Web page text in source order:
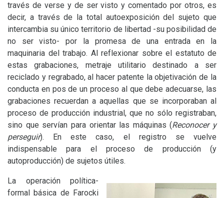
través de verse y de ser visto y comentado por otros, es
decir, a través de la total autoexposición del sujeto que
intercambia su único territorio de libertad -su posibilidad de
no ser visto- por la promesa de una entrada en la
maquinaria del trabajo. Al reflexionar sobre el estatuto de
estas grabaciones, metraje utilitario destinado a ser
reciclado y regrabado, al hacer patente la objetivación de la
conducta en pos de un proceso al que debe adecuarse, las
grabaciones recuerdan a aquellas que se incorporaban al
proceso de producción industrial, que no sólo registraban,
sino que servían para orientar las máquinas (Reconocer y
perseguir). En este caso, el registro se vuelve
indispensable para el proceso de producción (y
autoproducción) de sujetos útiles.
La operación política-
formal básica de Farocki